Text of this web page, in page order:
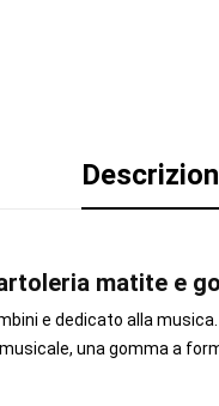
matite e
e dedicato alla musica.
una gomma a